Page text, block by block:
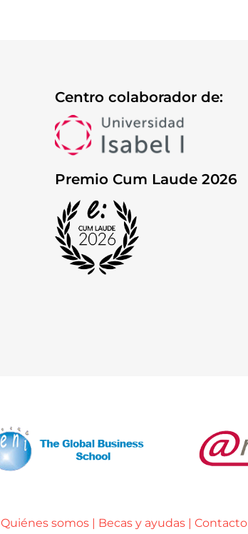
Centro colaborador de:
Premio Cum Laude 2026
Quiénes somos | Becas y ayudas | Contacto